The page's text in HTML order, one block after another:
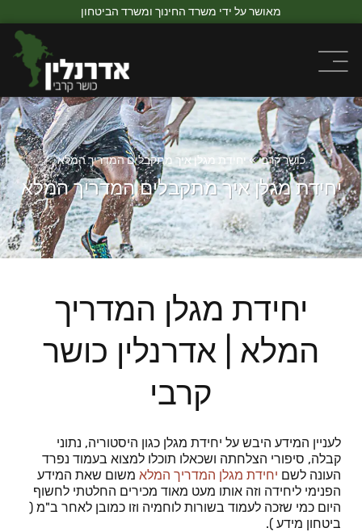
מאושר על ידי משרד החינוך ומשרד הביטחון
כושר קרבי» יחידת מגלן איך מתקבלים המדריך המלא
יחידת מגלן איך מתקבלים המדריך המלא
יחידת מגלן המדריך
המלא | אדרנלין כושר
קרבי
לעניין המידע היבש על יחידת מגלן כגון היסטוריה, נתוני
קבלה, סיפורי הצלחתה ושכאלו תוכלו למצוא בעמוד נפרד
העונה לשם יחידת מגלן המדריך המלא משום שאת המידע
הפנימי ליחידה וזה אותו מעט מאוד מכירים החלטתי לחשוף
היום כמי שזכה לעמוד בשורות לוחמיה וזו כמובן לאחר ב"מ (
ביטחון מידע ).